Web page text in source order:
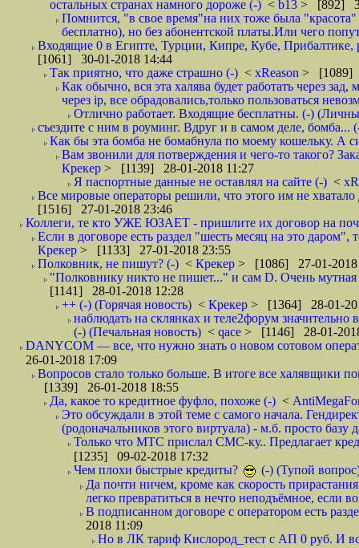
остальных странах намного дороже (-) < b13 > [892]
Помнится, "в свое время"на них тоже была
бесплатно), но без абонентской платы.Или чего
Входящие 0 в Египте, Турции, Кипре, Кубе,
[1061] 30-01-2018 14:44
Так приятно, что даже страшно (-) < xReason > [1089]
Как обычно, вся эта халява будет работать через
через ip, все обрадовались,только пользоваться
Отлично работает. Входящие бесплатны. (-)
съездите с ним в роуминг. Вдруг и в самом деле, бомба...
Как бы эта бомба не бомабнула по моему кошельку. А
Вам звонили для потверждения и чего-то такого?
Крекер > [1139] 28-01-2018 11:27
Я паспортные данные не оставлял на сайте (-) <
Все мировые операторы решили, что этого им не
[1516] 27-01-2018 23:46
Коллеги, те кто УЖЕ ЮЗАЕТ - пришлите их договор на
Если в договоре есть раздел "шесть месяц на это даром",
Крекер > [1133] 27-01-2018 23:55
Полковник, не пишут? (-) < Крекер > [1086] 27-01-2018
"Полковнику никто не пишет..." и сам D. Очень
[1141] 28-01-2018 12:28
++ (-) (Горячая новость) < Крекер > [1364] 28-01-
наблюдать на склянках и теле2форум
(-) (Печальная новость) < qace > [1146] 28-01-
DANYCOM — все, что нужно знать о новом сотовом
26-01-2018 17:09
Вопросов стало только больше. В итоге все халявщики
[1339] 26-01-2018 18:55
Да, какое то кредитное фуфло, похоже (-) <
Это обсуждали в этой теме с самого начала.
(родоначальников этого виртуала) - м.б. просто
Только что МТС прислал СМС-ку.. Предлагает
[1235] 09-02-2018 17:32
Чем плохи быстрые кредиты?
(-) (Тупой
Да почти ничем, кроме как скорость
легко превратиться в нечто неподъёмное, если
В подписанном договоре с оператором есть
2018 11:09
Но в ЛК тариф Кислород_тест с АП 0 руб. И